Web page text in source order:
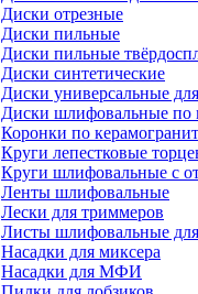
Диски отрезные
Диски пильные
Диски пильные
Диски синтетические
Диски универсальные
Диски шлифовальные
Коронки по
Круги лепестковые
Круги шлифовальные с
Ленты шлифовальные
Лески для триммеров
Листы шлифовальные
Насадки для миксера
Насадки для МФИ